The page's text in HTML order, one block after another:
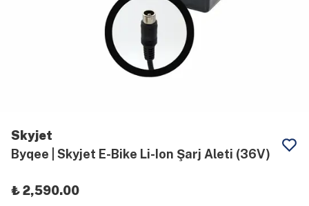
Skyjet
Byqee | Skyjet E-Bike Li-Ion Şarj Aleti (36V)
₺ 2,590.00